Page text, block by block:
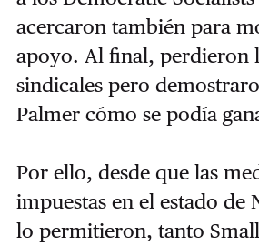
acercaron también para
apoyo. Al final, perdieron
sindicales pero
Palmer cómo se podía
Por ello, desde que las
impuestas en el estado de
lo permitieron, tanto